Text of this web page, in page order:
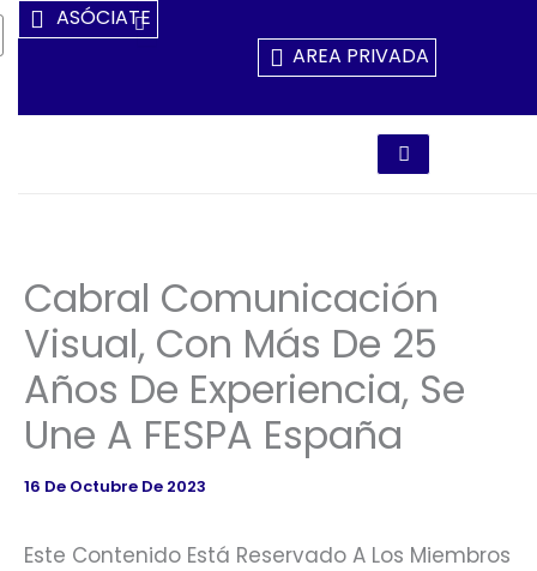
Ir
Al
ASÓCIATE
AREA PRIVADA
Cabral Comunicación
Visual, Con Más De 25
Años De Experiencia, Se
Une A FESPA España
16 De Octubre De 2023
Este Contenido Está Reservado A Los Miembros